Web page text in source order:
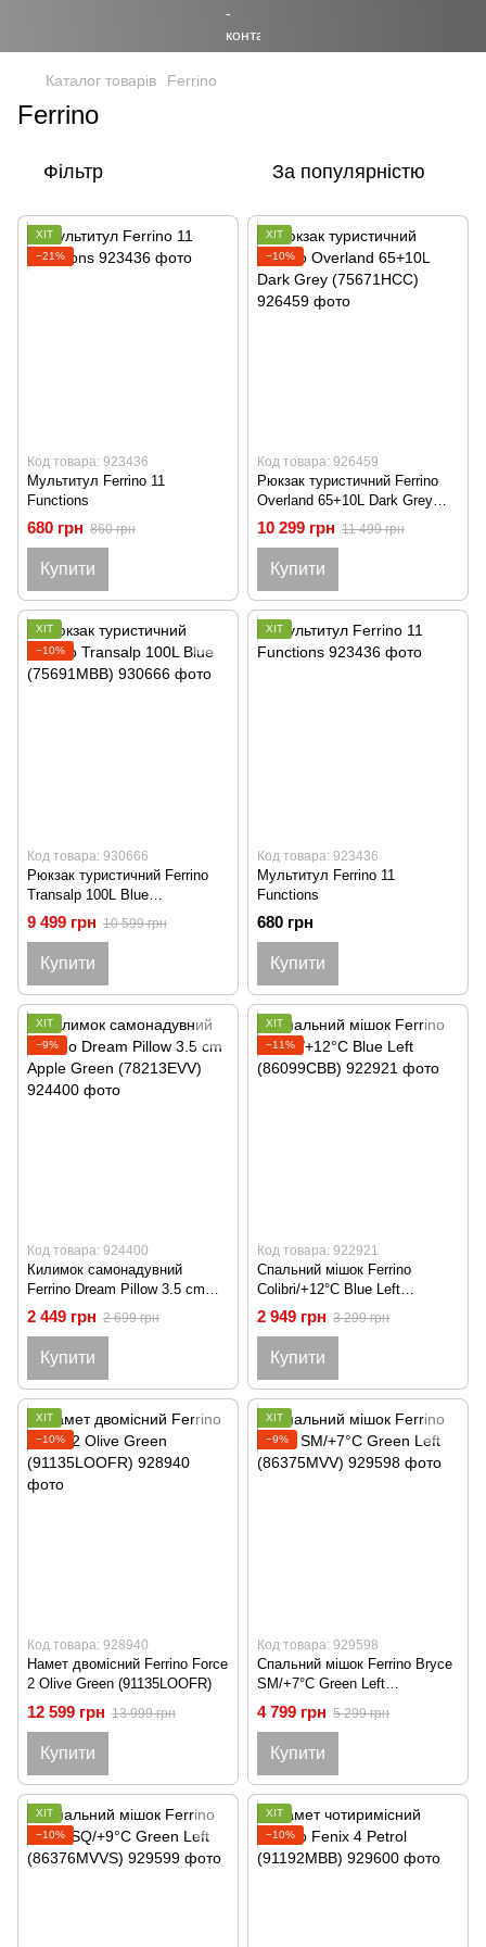
Каталог товарів Ferrino
Ferrino
Фільтр За популярністю
ХІТ
−21%
Код товара: 923436
Мультитул Ferrino 11
Functions
680 грн 860 грн
Купити
ХІТ
−10%
Код товара: 926459
Рюкзак туристичний Ferrino
Overland 65+10L Dark Grey
(75671HCC)
10 299 грн 11 499 грн
Купити
ХІТ
−10%
Код товара: 930666
Рюкзак туристичний Ferrino
Transalp 100L Blue
(75691MBB)
9 499 грн 10 599 грн
Купити
ХІТ
Код товара: 923436
Мультитул Ferrino 11
Functions
680 грн
Купити
ХІТ
−9%
Код товара: 924400
Килимок самонадувний
Ferrino Dream Pillow 3.5 cm
Apple Green (78213EVV)
2 449 грн 2 699 грн
Купити
ХІТ
−11%
Код товара: 922921
Спальний мішок Ferrino
Colibri/+12°C Blue Left
(86099CBB)
2 949 грн 3 299 грн
Купити
ХІТ
−10%
Код товара: 928940
Намет двомісний Ferrino Force
2 Olive Green (91135LOOFR)
12 599 грн 13 999 грн
Купити
ХІТ
−9%
Код товара: 929598
Спальний мішок Ferrino Bryce
SM/+7°C Green Left
(86375MVV)
4 799 грн 5 299 грн
Купити
ХІТ
−10%
ХІТ
−10%